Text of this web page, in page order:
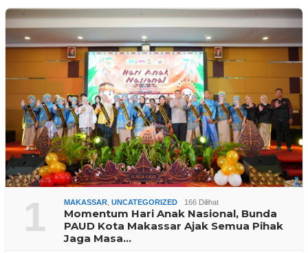
1 MAKASSAR, UNCATEGORIZED 166 Dilihat
Momentum Hari Anak Nasional, Bunda
PAUD Kota Makassar Ajak Semua Pihak
Jaga Masa…